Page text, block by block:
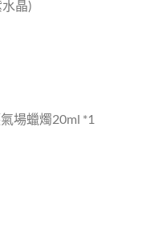
晶)
場蠟燭20ml *1